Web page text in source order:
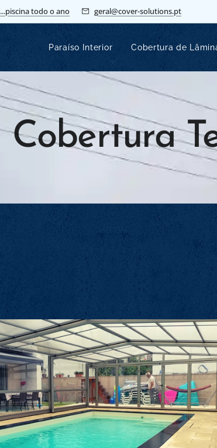
...piscina todo o ano geral@cover-solutions.pt
Paraíso Interior Cobertura de
Cobertura